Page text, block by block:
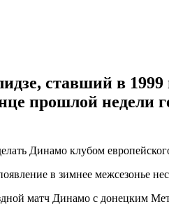
ставший в 1999
прошлой недели
Динамо клубом
в зимнее межсезонье
матч Динамо с донецким